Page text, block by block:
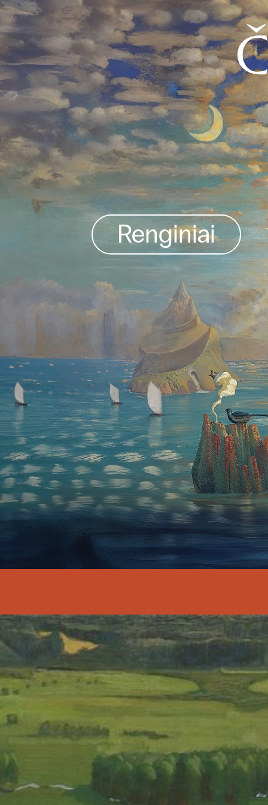
Renginiai